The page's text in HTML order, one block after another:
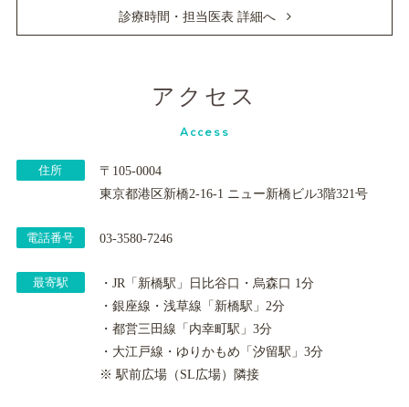
診療時間・担当医表 詳細へ
アクセス
Access
住所
〒105-0004
東京都港区新橋2-16-1 ニュー新橋ビル3階321号
電話番号 03-3580-7246
最寄駅
・JR「新橋駅」日比谷口・烏森口 1分
・銀座線・浅草線「新橋駅」2分
・都営三田線「内幸町駅」3分
・大江戸線・ゆりかもめ「汐留駅」3分
※ 駅前広場（SL広場）隣接